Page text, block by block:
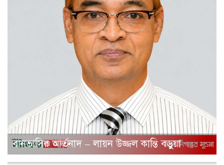
বানভাসির আর্তনাদ – লায়ন উজ্জল কান্তি বড়ুয়া